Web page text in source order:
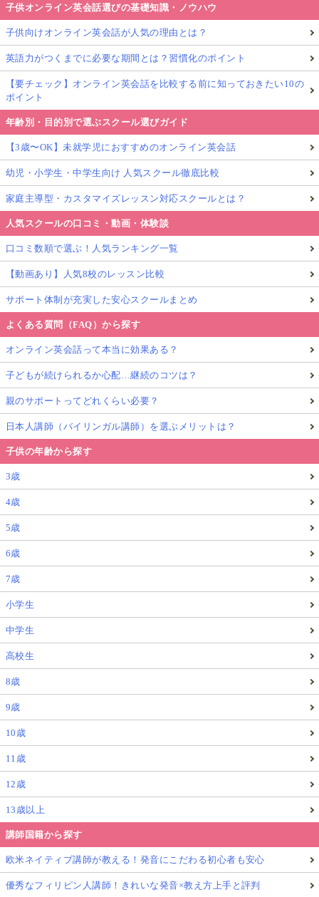
子供オンライン英会話選びの基礎知識・ノウハウ
子供向けオンライン英会話が人気の理由とは？
英語力がつくまでに必要な期間とは？習慣化のポイント
【要チェック】オンライン英会話を比較する前に知っておきたい10の
ポイント
年齢別・目的別で選ぶスクール選びガイド
【3歳〜OK】未就学児におすすめのオンライン英会話
幼児・小学生・中学生向け 人気スクール徹底比較
家庭主導型・カスタマイズレッスン対応スクールとは？
人気スクールの口コミ・動画・体験談
口コミ数順で選ぶ！人気ランキング一覧
【動画あり】人気8校のレッスン比較
サポート体制が充実した安心スクールまとめ
よくある質問（FAQ）から探す
オンライン英会話って本当に効果ある？
子どもが続けられるか心配…継続のコツは？
親のサポートってどれくらい必要？
日本人講師（バイリンガル講師）を選ぶメリットは？
子供の年齢から探す
3歳
4歳
5歳
6歳
7歳
小学生
中学生
高校生
8歳
9歳
10歳
11歳
12歳
13歳以上
講師国籍から探す
欧米ネイティブ講師が教える！発音にこだわる初心者も安心
優秀なフィリピン人講師！きれいな発音×教え方上手と評判